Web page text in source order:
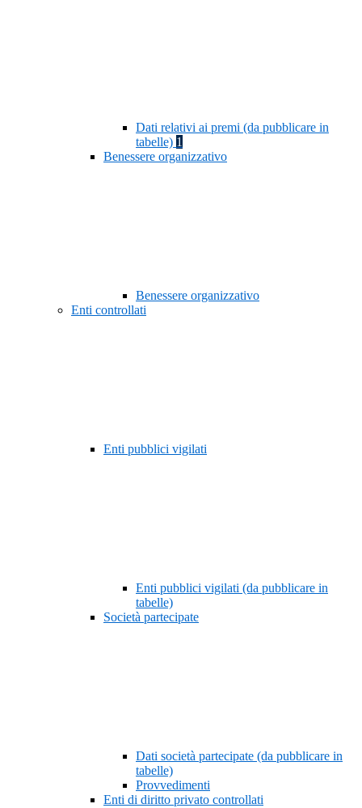
Dati relativi ai premi (da pubblicare in
tabelle) 1
Benessere organizzativo
Benessere organizzativo
Enti controllati
Enti pubblici vigilati
Enti pubblici vigilati (da pubblicare in
tabelle)
Società partecipate
Dati società partecipate (da pubblicare in
tabelle)
Provvedimenti
Enti di diritto privato controllati